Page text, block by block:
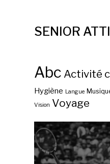
SENIOR
Abc Activité
Hygiène Langue
Vision Voyage